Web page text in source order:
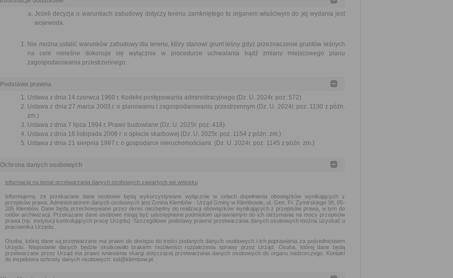
Jeżeli decyzja o warunkach zabudowy dotyczy terenu zamkniętego to organem właściwym do jej wydania jest
wojewoda.
Nie można ustalić warunków zabudowy dla terenu, który stanowi grunt leśny gdyż przeznaczenie gruntów leśnych
na cele nieleśne dokonuje się wyłącznie w procedurze uchwalania bądź zmiany miejscowego planu
zagospodarowania przestrzennego.
Podstawa prawna
Ustawa z dnia 14 czerwca 1960 r. Kodeks postępowania administracyjnego (Dz. U. 2024r. poz. 572)
Ustawa z dnia 27 marca 2003 r. o planowaniu i zagospodarowaniu przestrzennym (Dz. U. 2024r. poz. 1130 z późn.
zm.)
Ustawa z dnia 7 lipca 1994 r. Prawo budowlane (Dz. U. 2025r. poz. 418)
Ustawa z dnia 16 listopada 2006 r. o opłacie skarbowej (Dz. U. 2025r. poz. 1154 z późn. zm.)
Ustawa z dnia 21 sierpnia 1997 r. o gospodarce nieruchomościami. (Dz. U. 2024r. poz. 1145 z późn. zm.)
Ochrona danych osobowych
Informacja na temat przetwarzania danych osobowych zawartych we wniosku
Informujemy, że przekazane dane osobowe będą wykorzystywane wyłącznie w celach dopełnienia obowiązków wynikających z
przepisów prawa. Administratorem danych osobowych jest Gmina Klembów - Urząd Gminy w Klembowie, ul. Gen. Fr. Żymirskiego 38, 05-
205 Klembów. Dane będą przechowywane przez okres niezbędny do realizacji obowiązków wynikających z przepisów prawa, w tym do
celów archiwizacji. Przekazane dane osobowe mogą być udostępnione podmiotom uprawnionym do ich otrzymania na mocy przepisów
prawa (np. instytucji kontrolujących pracę Urzędu). Szczegółowe podstawy prawne przetwarzania danych osobowych można uzyskać u
pracownika Urzędu.
Osoba, której dane są przetwarzane ma prawo do dostępu do treści podanych danych osobowych i ich poprawiania za pośrednictwem
Urzędu. Niepodanie danych będzie skutkowało brakiem możliwości rozpatrzenia sprawy przez Urząd. Osoba, której dane będą
przetwarzane przez Urząd ma prawo wniesienia skargi dotyczącej przetwarzania danych osobowych do organu nadzorczego. Kontakt
do inspektora ochrony danych osobowych: iod@klembow.pl.